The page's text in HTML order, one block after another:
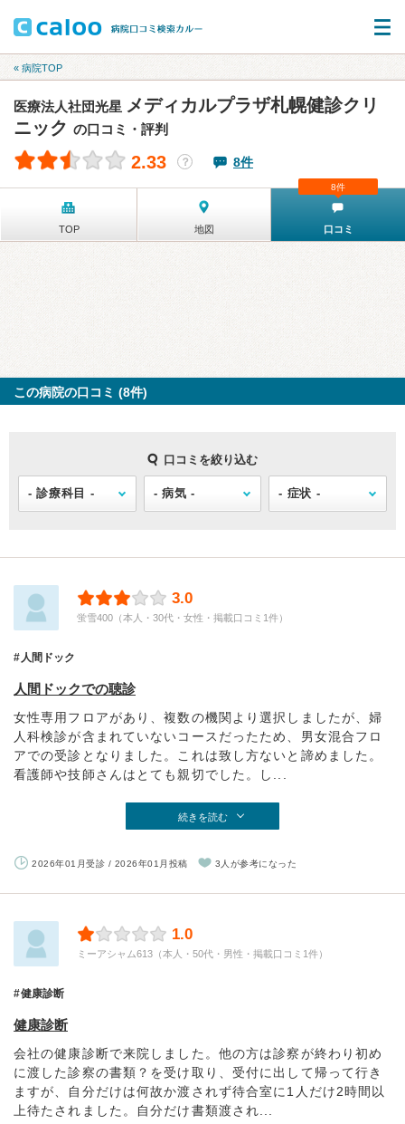
« 病院TOP
医療法人社団光星 メディカルプラザ札幌健診クリ
ニック の口コミ・評判
2.33 ？ 8件
TOP 地図 口コミ
8件
この病院の口コミ (8件)
口コミを絞り込む
3.0
蛍雪400（本人・30代・女性・掲載口コミ1件）
人間ドック
人間ドックでの聴診
女性専用フロアがあり、複数の機関より選択しましたが、婦
人科検診が含まれていないコースだったため、男女混合フロ
アでの受診となりました。これは致し方ないと諦めました。
看護師や技師さんはとても親切でした。し...
続きを読む
2026年01月受診 / 2026年01月投稿 3人が参考になった
1.0
ミーアシャム613（本人・50代・男性・掲載口コミ1件）
健康診断
健康診断
会社の健康診断で来院しました。他の方は診察が終わり初め
に渡した診察の書類？を受け取り、受付に出して帰って行き
ますが、自分だけは何故か渡されず待合室に1人だけ2時間以
上待たされました。自分だけ書類渡され...